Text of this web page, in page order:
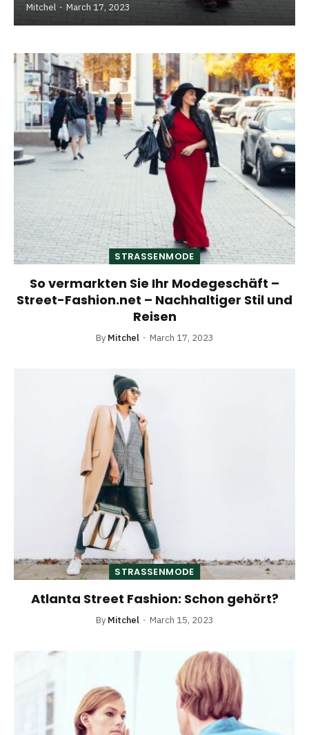
Mitchel March 17, 2023
STRASSENMODE
So vermarkten Sie Ihr Modegeschäft –
Street-Fashion.net – Nachhaltiger Stil und
Reisen
By Mitchel March 17, 2023
STRASSENMODE
Atlanta Street Fashion: Schon gehört?
By Mitchel March 15, 2023